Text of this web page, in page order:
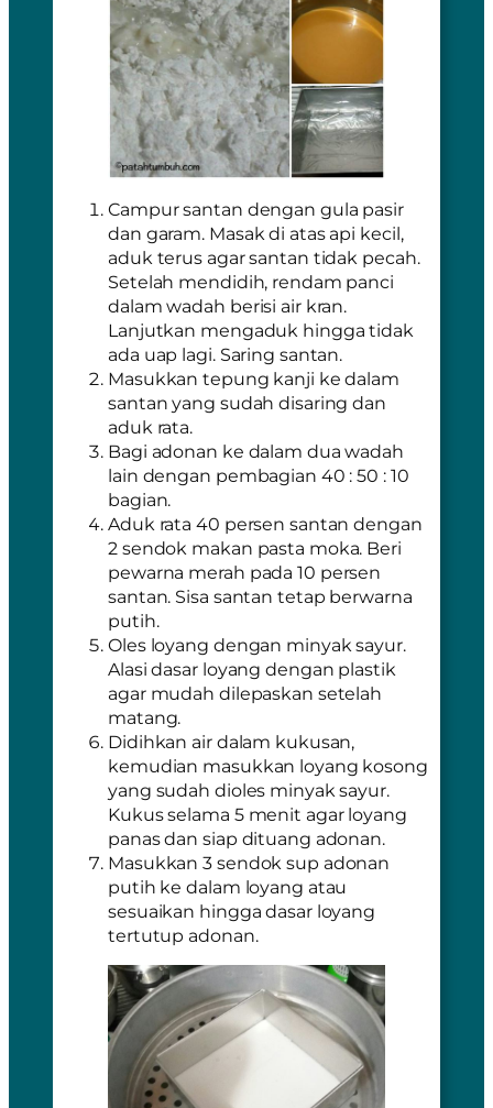
Campur santan dengan gula pasir
dan garam. Masak di atas api kecil,
aduk terus agar santan tidak pecah.
Setelah mendidih, rendam panci
dalam wadah berisi air kran.
Lanjutkan mengaduk hingga tidak
ada uap lagi. Saring santan.
Masukkan tepung kanji ke dalam
santan yang sudah disaring dan
aduk rata.
Bagi adonan ke dalam dua wadah
lain dengan pembagian 40 : 50 : 10
bagian.
Aduk rata 40 persen santan dengan
2 sendok makan pasta moka. Beri
pewarna merah pada 10 persen
santan. Sisa santan tetap berwarna
putih.
Oles loyang dengan minyak sayur.
Alasi dasar loyang dengan plastik
agar mudah dilepaskan setelah
matang.
Didihkan air dalam kukusan,
kemudian masukkan loyang kosong
yang sudah dioles minyak sayur.
Kukus selama 5 menit agar loyang
panas dan siap dituang adonan.
Masukkan 3 sendok sup adonan
putih ke dalam loyang atau
sesuaikan hingga dasar loyang
tertutup adonan.